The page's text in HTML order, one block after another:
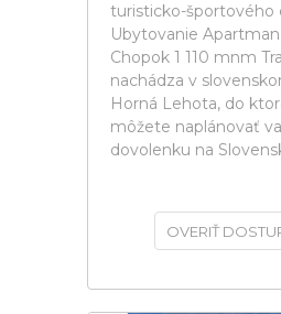
turisticko-športového
Ubytovanie
Chopok 1 110 mnm
nachádza v
Horná Lehota, do
môžete naplánovať
dovolenku na
OVERIŤ